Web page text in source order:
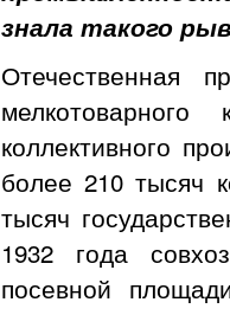
знала такого
Отечественная
коллективного
более 210 тысяч
тысяч
1932 года
посевной